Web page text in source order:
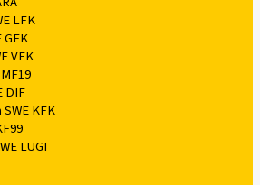
LFK
GFK
VFK
DIF
KFK
LUGI